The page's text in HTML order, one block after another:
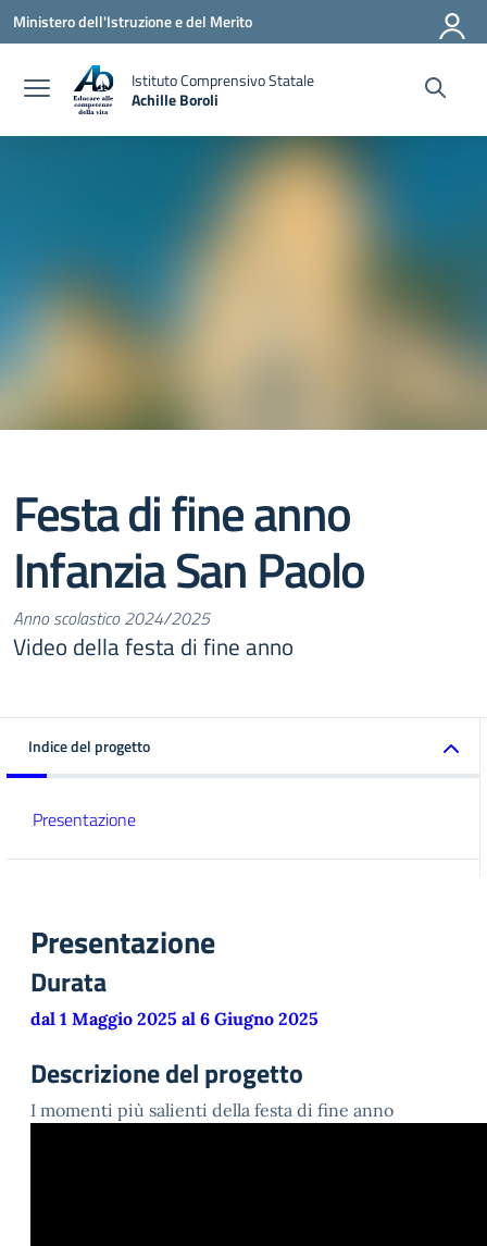
Vai ai contenuti
Vai al menu di navigazione
Vai al footer
Ministero dell'Istruzione e del Merito
Istituto Comprensivo Statale
Achille Boroli
Festa di fine anno
Infanzia San Paolo
Anno scolastico 2024/2025
Video della festa di fine anno
Indice del progetto
Presentazione
Presentazione
Durata
dal 1 Maggio 2025 al 6 Giugno 2025
Descrizione del progetto
I momenti più salienti della festa di fine anno